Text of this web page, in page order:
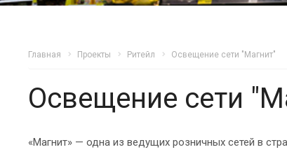
Главная Проекты Ритейл Освещение сети "Магнит"
Освещение сети
«Магнит» — одна из ведущих розничных сетей в